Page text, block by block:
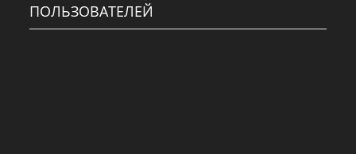
ПОЛЬЗОВАТЕЛЕЙ